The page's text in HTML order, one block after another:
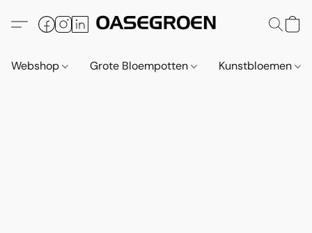
Webshop Grote Bloempotten Kunstbloemen